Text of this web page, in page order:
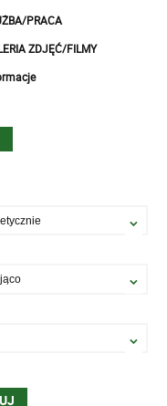
PRACA
ZDJĘĆ/FILMY